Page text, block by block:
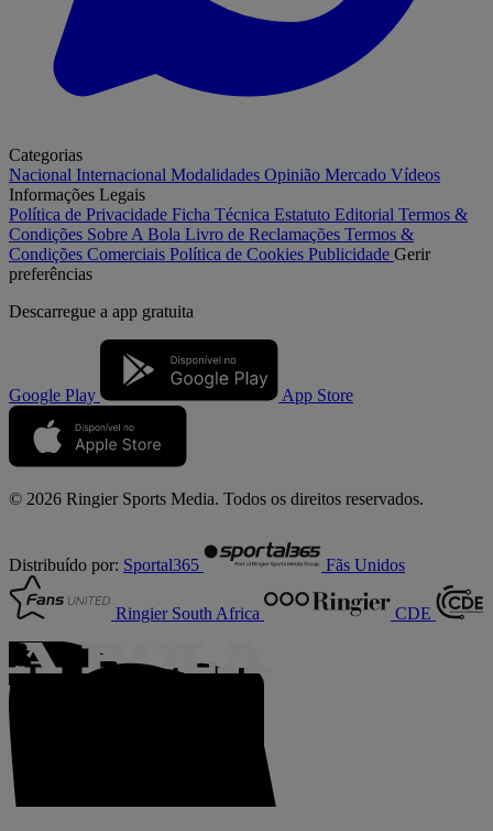
Categorias
Nacional Internacional Modalidades Opinião Mercado Vídeos
Informações Legais
Política de Privacidade Ficha Técnica Estatuto Editorial Termos &
Condições Sobre A Bola Livro de Reclamações Termos &
Condições Comerciais Política de Cookies Publicidade Gerir
preferências
Descarregue a app gratuita
Google Play App Store
© 2026 Ringier Sports Media. Todos os direitos reservados.
Distribuído por: Sportal365 Fãs Unidos
Ringier South Africa CDE